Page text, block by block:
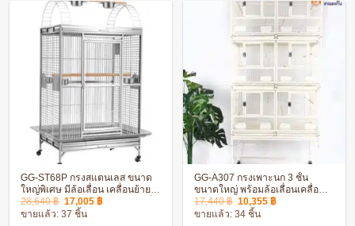
GG-ST68P กรงสแตนเลส ขนาด
ใหญ่พิเศษ มีล้อเลื่อน เคลื่อนย้าย
สะดวก พร้อมอุปกรณ์ครบชุด แข็ง
แรง ทนทาน
28,640฿ Original
price
was:
17,005 ฿Current
ขายแล้ว: 37 ชิ้น
GG-A307 กรงเพาะนก 3 ชั้น
ขนาดใหญ่ พร้อมล้อเลื่อนเคลื่อน
ย้ายสะดวก เคลือบกับกันสนิม
17,440฿ Original
price
was:
10,355 ฿Current
ขายแล้ว: 34 ชิ้น